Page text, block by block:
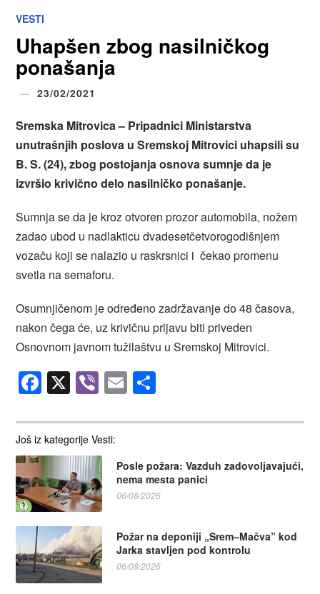
VESTI
Uhapšen zbog nasilničkog
ponašanja
23/02/2021
Još iz kategorije Vesti:
Posle požara: Vazduh zadovoljavajući,
nema mesta panici
06/08/2026
Požar na deponiji „Srem–Mačva” kod
Jarka stavljen pod kontrolu
06/08/2026
Sremska Mitrovica – Pripadnici Ministarstva
unutrašnjih poslova u Sremskoj Mitrovici uhapsili su
B. S. (24), zbog postojanja osnova sumnje da je
izvršio krivično delo nasilničko ponašanje.
Sumnja se da je kroz otvoren prozor automobila, nožem
zadao ubod u nadlakticu dvadesetčetvorogodišnjem
vozaču koji se nalazio u raskrsnici i čekao promenu
svetla na semaforu.
Osumnjičenom je određeno zadržavanje do 48 časova,
nakon čega će, uz krivičnu prijavu biti priveden
Osnovnom javnom tužilaštvu u Sremskoj Mitrovici.
Facebook
X Viber
Email